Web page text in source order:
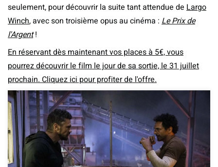
seulement, pour découvrir la suite tant attendue de Largo
Winch, avec son troisième opus au cinéma : Le Prix de
l'Argent!
En réservant dès maintenant vos places à 5€, vous
pourrez découvrir le film le jour de sa sortie, le 31 juillet
prochain. Cliquez ici pour profiter de l'offre.